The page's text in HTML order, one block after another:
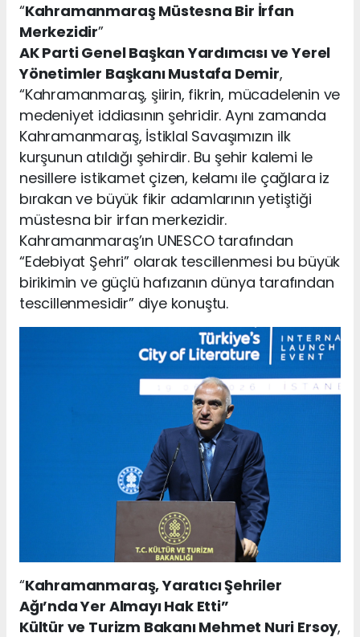
“Kahramanmaraş Müstesna Bir İrfan
Merkezidir”
AK Parti Genel Başkan Yardımcısı ve Yerel
Yönetimler Başkanı Mustafa Demir,
“Kahramanmaraş, şiirin, fikrin, mücadelenin ve
medeniyet iddiasının şehridir. Aynı zamanda
Kahramanmaraş, İstiklal Savaşımızın ilk
kurşunun atıldığı şehirdir. Bu şehir kalemi le
nesillere istikamet çizen, kelamı ile çağlara iz
bırakan ve büyük fikir adamlarının yetiştiği
müstesna bir irfan merkezidir.
Kahramanmaraş’ın UNESCO tarafından
“Edebiyat Şehri” olarak tescillenmesi bu büyük
birikimin ve güçlü hafızanın dünya tarafından
tescillenmesidir” diye konuştu.
“Kahramanmaraş, Yaratıcı Şehriler
Ağı’nda Yer Almayı Hak Etti”
Kültür ve Turizm Bakanı Mehmet Nuri Ersoy,